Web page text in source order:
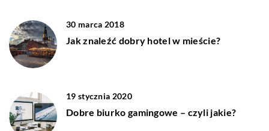
30 marca 2018
Jak znaleźć dobry hotel w mieście?
19 stycznia 2020
Dobre biurko gamingowe – czyli jakie?